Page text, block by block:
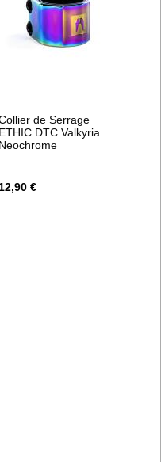
de Serrage
ETHIC DTC Valkyria
Neochrome
12,90 €